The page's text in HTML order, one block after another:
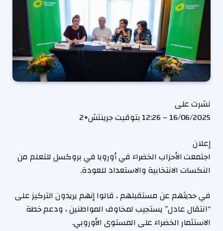
نشرت على
16/06/2025 – 12:26 بتوقيت جرينتش+2
إعلان
اجتمعت الأحزاب الخضراء في أوروبا في بروكسل للتعلم من
النكسات الانتخابية والاستعداد للعودة.
في حديثهم عن مستقبلهم ، قالوا إنهم يريدون التركيز على
“انتقال عادل” يستجيب لمخاوف المواطنين ، ودعم خطة
الاستثمار الخضراء على المستوى الأوروبي.